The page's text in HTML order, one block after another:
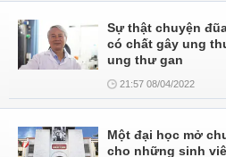
Sự thật chuyện
có chất gây ung
ung thư gan
21:57 08/04/2022
Một đại học mở
cho những sinh